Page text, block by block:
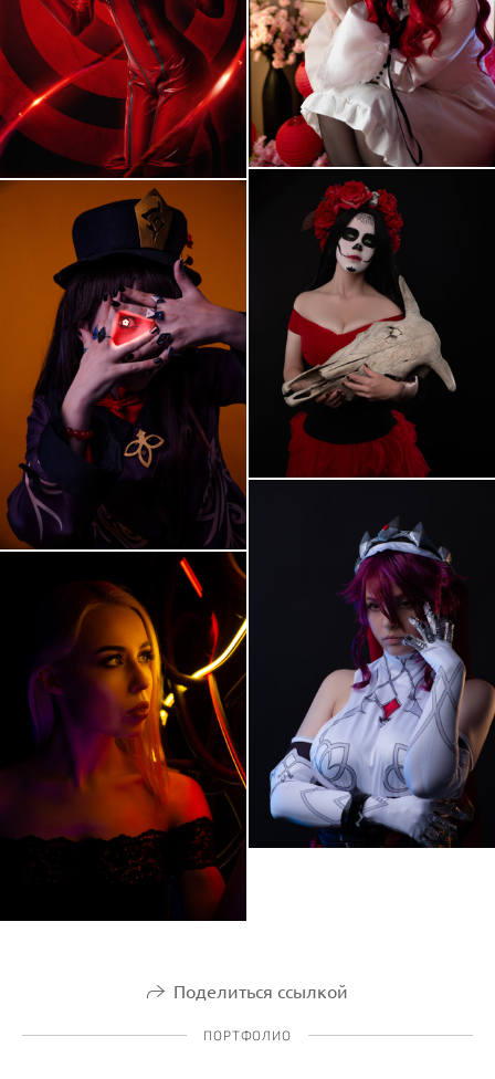
Поделиться ссылкой
ПОРТФОЛИО